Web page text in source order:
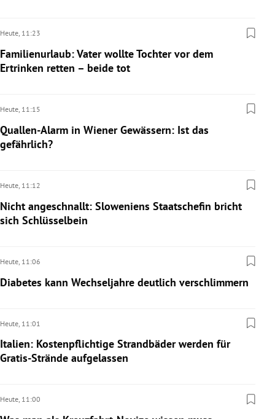
Heute, 11:23
Familienurlaub: Vater wollte Tochter vor dem
Ertrinken retten – beide tot
Heute, 11:15
Quallen-Alarm in Wiener Gewässern: Ist das
gefährlich?
Heute, 11:12
Nicht angeschnallt: Sloweniens Staatschefin bricht
sich Schlüsselbein
Heute, 11:06
Diabetes kann Wechseljahre deutlich verschlimmern
Heute, 11:01
Italien: Kostenpflichtige Strandbäder werden für
Gratis-Strände aufgelassen
Heute, 11:00